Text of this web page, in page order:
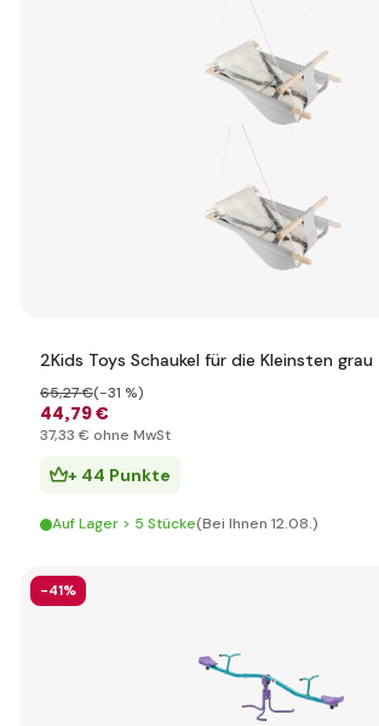
2Kids Toys Schaukel für die Kleinsten grau
44,79 €
65,27 €(-31 %)
37,33 € ohne MwSt
+ 44 Punkte
Auf Lager > 5 Stücke(Bei Ihnen 12.08.)
-41%